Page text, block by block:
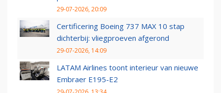
29-07-2026, 20:09
Certificering Boeing 737 MAX 10 stap
dichterbij: vliegproeven afgerond
29-07-2026, 14:09
LATAM Airlines toont interieur van nieuwe
Embraer E195-E2